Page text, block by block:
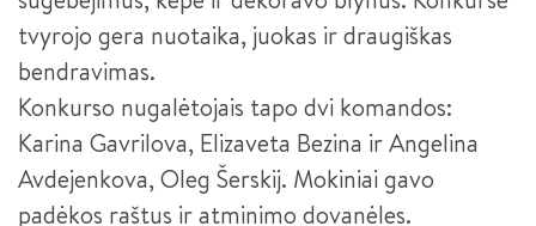
PRIĖMIMAS)
PEDAGOGO PADĖJĖJAS
MAKETUOTOJAS
KOMPIUTERINIO PROJEKTAVIMO OPERATORIUS
FORUMAS „DUALINIS PROFESINIS MOKYMAS LIETUVOJE“
KURIANTYS LIETUVĄ. PAMEISTRYSTĖ (HODA)
„KURIANTYS LIETUVĄ. PAMEISTRYSTĖ“ (CONTINENTAL)
DUALINIS MOKYMAS - PAMEISTRYSTĖ
tvyrojo gera nuotaika, juokas ir draugiškas
bendravimas.
Konkurso nugalėtojais tapo dvi komandos:
Karina Gavrilova, Elizaveta Bezina ir Angelina
Avdejenkova, Oleg Šerskij. Mokiniai gavo
padėkos raštus ir atminimo dovanėles.